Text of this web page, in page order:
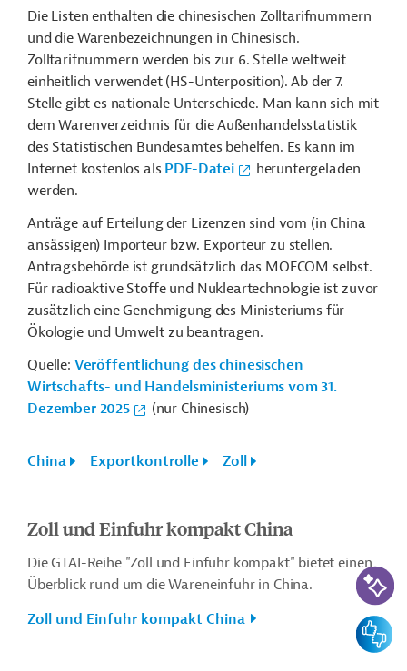
Die Listen enthalten die chinesischen Zolltarifnummern
und die Warenbezeichnungen in Chinesisch.
Zolltarifnummern werden bis zur 6. Stelle weltweit
einheitlich verwendet (HS-Unterposition). Ab der 7.
Stelle gibt es nationale Unterschiede. Man kann sich mit
dem Warenverzeichnis für die Außenhandelsstatistik
des Statistischen Bundesamtes behelfen. Es kann im
Internet kostenlos als PDF-Datei
heruntergeladen
werden.
Anträge auf Erteilung der Lizenzen sind vom (in China
ansässigen) Importeur bzw. Exporteur zu stellen.
Antragsbehörde ist grundsätzlich das MOFCOM selbst.
Für radioaktive Stoffe und Nukleartechnologie ist zuvor
zusätzlich eine Genehmigung des Ministeriums für
Ökologie und Umwelt zu beantragen.
Quelle: Veröffentlichung des chinesischen
Wirtschafts- und Handelsministeriums vom 31.
Dezember 2025
(nur Chinesisch)
China Exportkontrolle Zoll
Zoll und Einfuhr kompakt China
Die GTAI-Reihe "Zoll und Einfuhr kompakt" bietet einen
Überblick rund um die Wareneinfuhr in China.
Zoll und Einfuhr kompakt China
KI-